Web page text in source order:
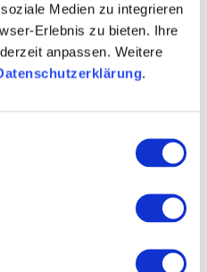
Medien zu integrieren
Erlebnis zu bieten. Ihre
anpassen. Weitere
.